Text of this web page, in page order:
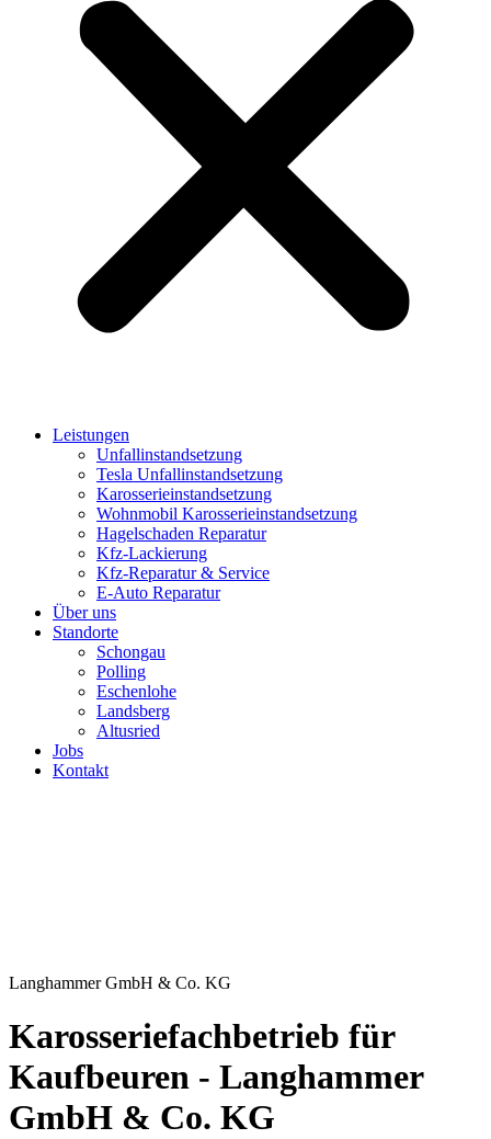
Leistungen
Unfallinstandsetzung
Tesla Unfallinstandsetzung
Karosserieinstandsetzung
Wohnmobil Karosserieinstandsetzung
Hagelschaden Reparatur
Kfz-Lackierung
Kfz-Reparatur & Service
E-Auto Reparatur
Über uns
Standorte
Schongau
Polling
Eschenlohe
Landsberg
Altusried
Jobs
Kontakt
Langhammer GmbH & Co. KG
Karosseriefachbetrieb für
Kaufbeuren - Langhammer
GmbH & Co. KG